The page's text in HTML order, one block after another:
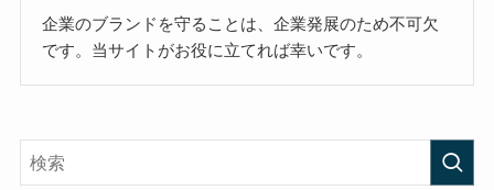
企業のブランドを守ることは、企業発展のため不可欠
です。当サイトがお役に立てれば幸いです。